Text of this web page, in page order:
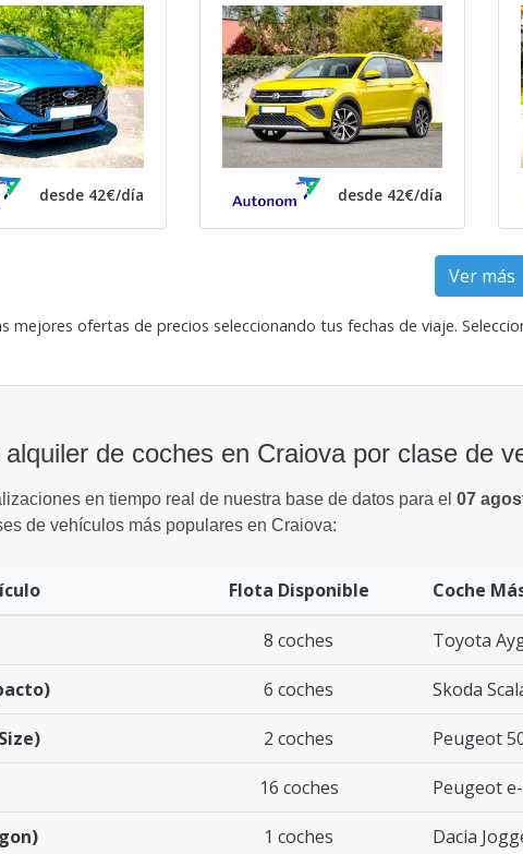
desde 42€/día desde 42€/día
Ver más
mejores ofertas de precios seleccionando tus fechas de viaje.
alquiler de coches en Craiova por clase de
en tiempo real de nuestra base de datos para el 07
de vehículos más populares en Craiova:
Flota Disponible Coche
8 coches Toyota
6 coches Skoda
2 coches Peugeot
16 coches Peugeot
1 coches Dacia